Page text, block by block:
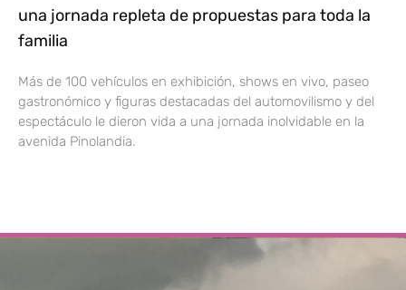
una jornada repleta de propuestas para toda la
familia
Más de 100 vehículos en exhibición, shows en vivo, paseo
gastronómico y figuras destacadas del automovilismo y del
espectáculo le dieron vida a una jornada inolvidable en la
avenida Pinolandia.